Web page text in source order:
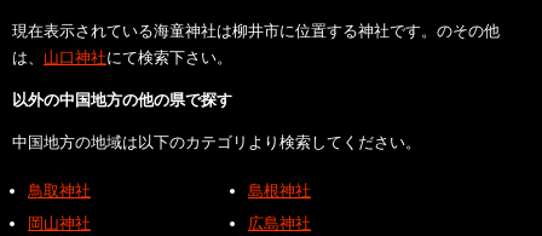
現在表示されている海童神社は柳井市に位置する神社です。のその他
は、 山口神社にて検索下さい。
以外の中国地方の他の県で探す
中国地方の地域は以下のカテゴリより検索してください。
鳥取神社
島根神社
岡山神社
広島神社